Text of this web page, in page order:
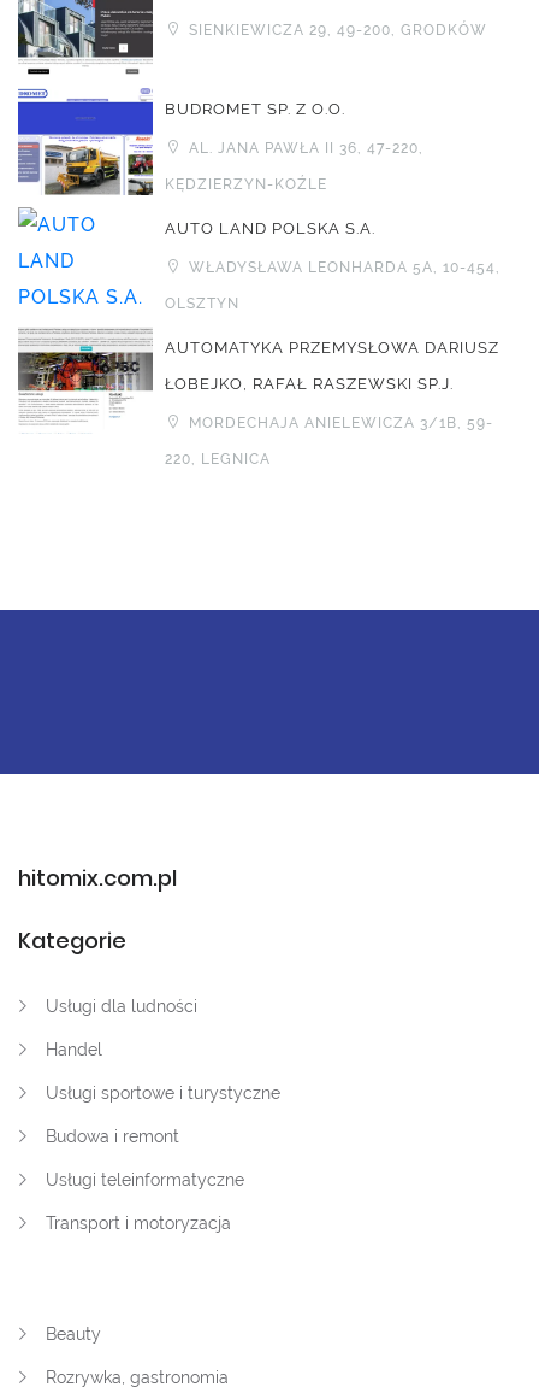
SIENKIEWICZA 29, 49-200, GRODKÓW
BUDROMET SP. Z O.O.
AL. JANA PAWŁA II 36, 47-220,
KĘDZIERZYN-KOŹLE
AUTO LAND POLSKA S.A.
WŁADYSŁAWA LEONHARDA 5A, 10-454,
OLSZTYN
AUTOMATYKA PRZEMYSŁOWA DARIUSZ
ŁOBEJKO, RAFAŁ RASZEWSKI SP.J.
MORDECHAJA ANIELEWICZA 3/1B, 59-
220, LEGNICA
hitomix.com.pl
Kategorie
Usługi dla ludności
Handel
Usługi sportowe i turystyczne
Budowa i remont
Usługi teleinformatyczne
Transport i motoryzacja
Beauty
Rozrywka, gastronomia